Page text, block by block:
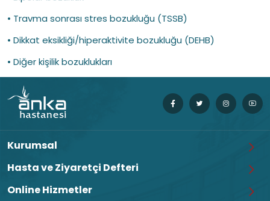
• Travma sonrası stres bozukluğu (TSSB)
• Dikkat eksikliği/hiperaktivite bozukluğu (DEHB)
• Diğer kişilik bozuklukları
Kurumsal
Hasta ve Ziyaretçi Defteri
Online Hizmetler